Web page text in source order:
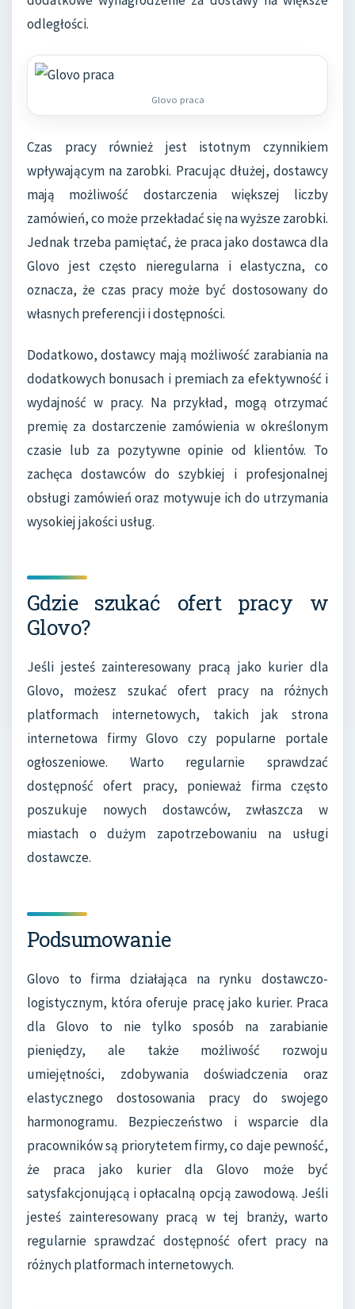
odległości.
Glovo praca
Czas pracy również jest istotnym czynnikiem
wpływającym na zarobki. Pracując dłużej, dostawcy
mają możliwość dostarczenia większej liczby
zamówień, co może przekładać się na wyższe zarobki.
Jednak trzeba pamiętać, że praca jako dostawca dla
Glovo jest często nieregularna i elastyczna, co
oznacza, że czas pracy może być dostosowany do
własnych preferencji i dostępności.
Dodatkowo, dostawcy mają możliwość zarabiania na
dodatkowych bonusach i premiach za efektywność i
wydajność w pracy. Na przykład, mogą otrzymać
premię za dostarczenie zamówienia w określonym
czasie lub za pozytywne opinie od klientów. To
zachęca dostawców do szybkiej i profesjonalnej
obsługi zamówień oraz motywuje ich do utrzymania
wysokiej jakości usług.
Gdzie szukać ofert pracy w
Glovo?
Jeśli jesteś zainteresowany pracą jako kurier dla
Glovo, możesz szukać ofert pracy na różnych
platformach internetowych, takich jak strona
internetowa firmy Glovo czy popularne portale
ogłoszeniowe. Warto regularnie sprawdzać
dostępność ofert pracy, ponieważ firma często
poszukuje nowych dostawców, zwłaszcza w
miastach o dużym zapotrzebowaniu na usługi
dostawcze.
Podsumowanie
Glovo to firma działająca na rynku dostawczo-
logistycznym, która oferuje pracę jako kurier. Praca
dla Glovo to nie tylko sposób na zarabianie
pieniędzy, ale także możliwość rozwoju
umiejętności, zdobywania doświadczenia oraz
elastycznego dostosowania pracy do swojego
harmonogramu. Bezpieczeństwo i wsparcie dla
pracowników są priorytetem firmy, co daje pewność,
że praca jako kurier dla Glovo może być
satysfakcjonującą i opłacalną opcją zawodową. Jeśli
jesteś zainteresowany pracą w tej branży, warto
regularnie sprawdzać dostępność ofert pracy na
różnych platformach internetowych.